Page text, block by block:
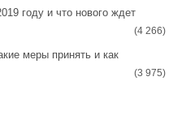
году и что нового ждет
(4 266)
меры принять и как
(3 975)